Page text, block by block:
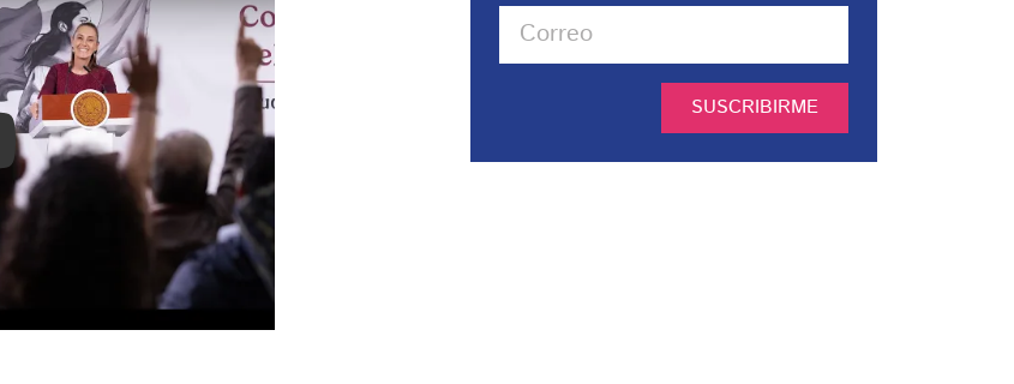
SUSCRIBIRME